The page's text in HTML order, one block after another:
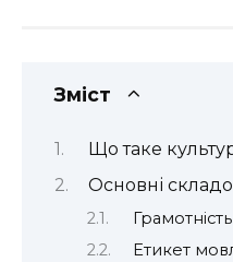
Зміст
Що таке
Основні
Грамотність
Етикет